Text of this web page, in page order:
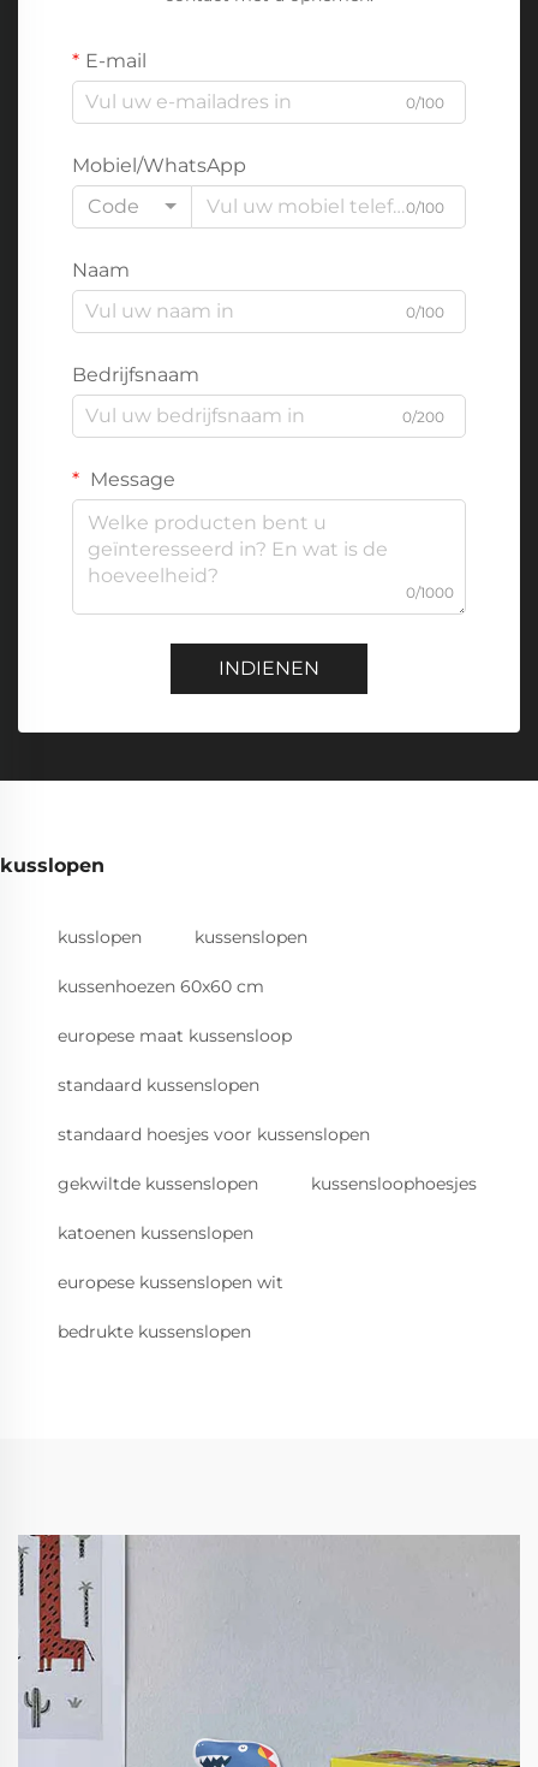
E-mail
0/100
Mobiel/WhatsApp
Code
0/100
Naam
0/100
Bedrijfsnaam
0/200
Message
0/1000
INDIENEN
kusslopen
kusslopen kussenslopen
kussenhoezen 60x60 cm
europese maat kussensloop
standaard kussenslopen
standaard hoesjes voor kussenslopen
gekwiltde kussenslopen kussensloophoesjes
katoenen kussenslopen
europese kussenslopen wit
bedrukte kussenslopen